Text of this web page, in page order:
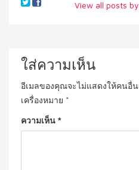
View all posts
ใส่ความเห็น
อีเมลของคุณจะไม่แสดงให้คนอื่
เครื่องหมาย *
ความเห็น *